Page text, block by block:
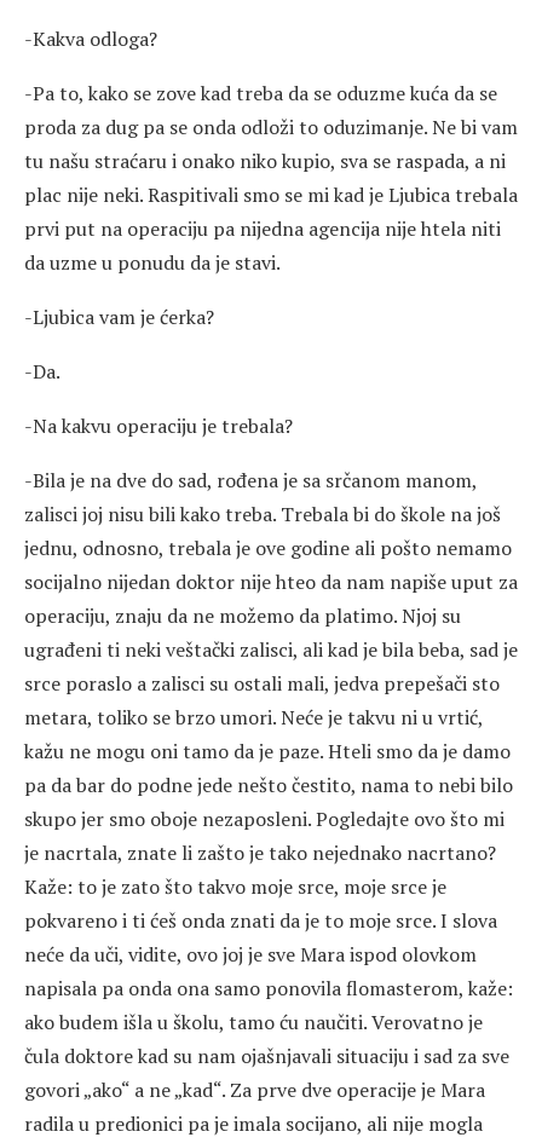
-Kakva odloga?
-Pa to, kako se zove kad treba da se oduzme kuća da se
proda za dug pa se onda odloži to oduzimanje. Ne bi vam
tu našu straćaru i onako niko kupio, sva se raspada, a ni
plac nije neki. Raspitivali smo se mi kad je Ljubica trebala
prvi put na operaciju pa nijedna agencija nije htela niti
da uzme u ponudu da je stavi.
-Ljubica vam je ćerka?
-Da.
-Na kakvu operaciju je trebala?
-Bila je na dve do sad, rođena je sa srčanom manom,
zalisci joj nisu bili kako treba. Trebala bi do škole na još
jednu, odnosno, trebala je ove godine ali pošto nemamo
socijalno nijedan doktor nije hteo da nam napiše uput za
operaciju, znaju da ne možemo da platimo. Njoj su
ugrađeni ti neki veštački zalisci, ali kad je bila beba, sad je
srce poraslo a zalisci su ostali mali, jedva prepešači sto
metara, toliko se brzo umori. Neće je takvu ni u vrtić,
kažu ne mogu oni tamo da je paze. Hteli smo da je damo
pa da bar do podne jede nešto čestito, nama to nebi bilo
skupo jer smo oboje nezaposleni. Pogledajte ovo što mi
je nacrtala, znate li zašto je tako nejednako nacrtano?
Kaže: to je zato što takvo moje srce, moje srce je
pokvareno i ti ćeš onda znati da je to moje srce. I slova
neće da uči, vidite, ovo joj je sve Mara ispod olovkom
napisala pa onda ona samo ponovila flomasterom, kaže:
ako budem išla u školu, tamo ću naučiti. Verovatno je
čula doktore kad su nam ojašnjavali situaciju i sad za sve
govori „ako“ a ne „kad“. Za prve dve operacije je Mara
radila u predionici pa je imala socijano, ali nije mogla